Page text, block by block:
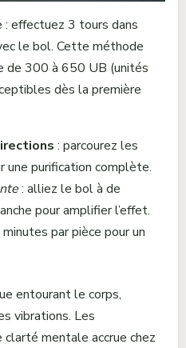
effectuez 3 tours dans
le bol. Cette méthode
de 300 à 650 UB (unités
dès la première
: parcourez les
une purification complète.
: alliez le bol à de
pour amplifier l’effet.
par pièce pour un
entourant le corps,
vibrations. Les
mentale accrue chez